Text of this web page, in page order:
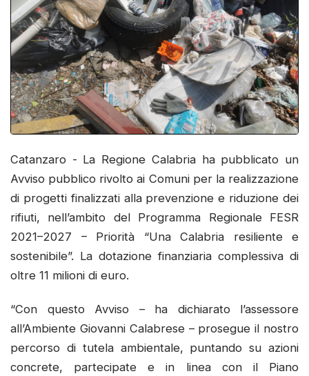
Catanzaro - La Regione Calabria ha pubblicato un
Avviso pubblico rivolto ai Comuni per la realizzazione
di progetti finalizzati alla prevenzione e riduzione dei
rifiuti, nell’ambito del Programma Regionale FESR
2021–2027 – Priorità “Una Calabria resiliente e
sostenibile”. La dotazione finanziaria complessiva di
oltre 11 milioni di euro.
“Con questo Avviso – ha dichiarato l’assessore
all’Ambiente Giovanni Calabrese – prosegue il nostro
percorso di tutela ambientale, puntando su azioni
concrete, partecipate e in linea con il Piano